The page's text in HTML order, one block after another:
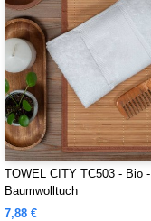
TOWEL CITY TC503 - Bio -
Baumwolltuch
7,88 €